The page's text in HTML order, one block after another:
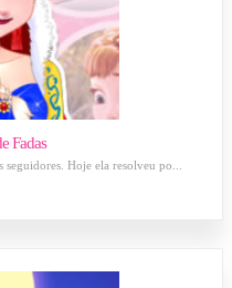
Fadas
Hoje ela resolveu po...